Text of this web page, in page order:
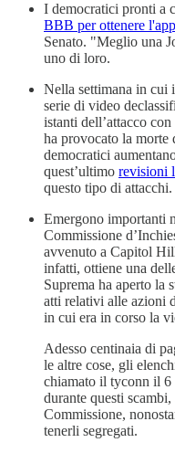
I democratici pronti a
BBB per ottenere
Senato. "Meglio una
uno di loro.
Nella settimana in cui
serie di video
istanti dell’attacco
ha provocato la morte
democratici
quest’ultimo revisioni
questo tipo di attacchi.
Emergono importanti
Commissione
avvenuto a Capitol
infatti, ottiene una
Suprema ha aperto la
atti relativi alle azioni
in cui era in corso la
Adesso centinaia di
le altre cose, gli
chiamato il tyconn il 6
durante questi
Commissione,
tenerli segregati.